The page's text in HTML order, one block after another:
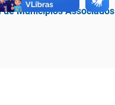
Municípios Associados